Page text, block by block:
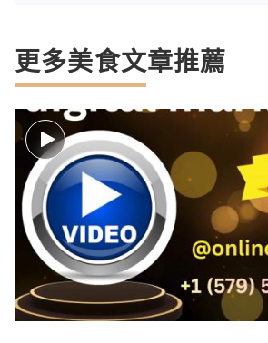
更多美食文章推薦